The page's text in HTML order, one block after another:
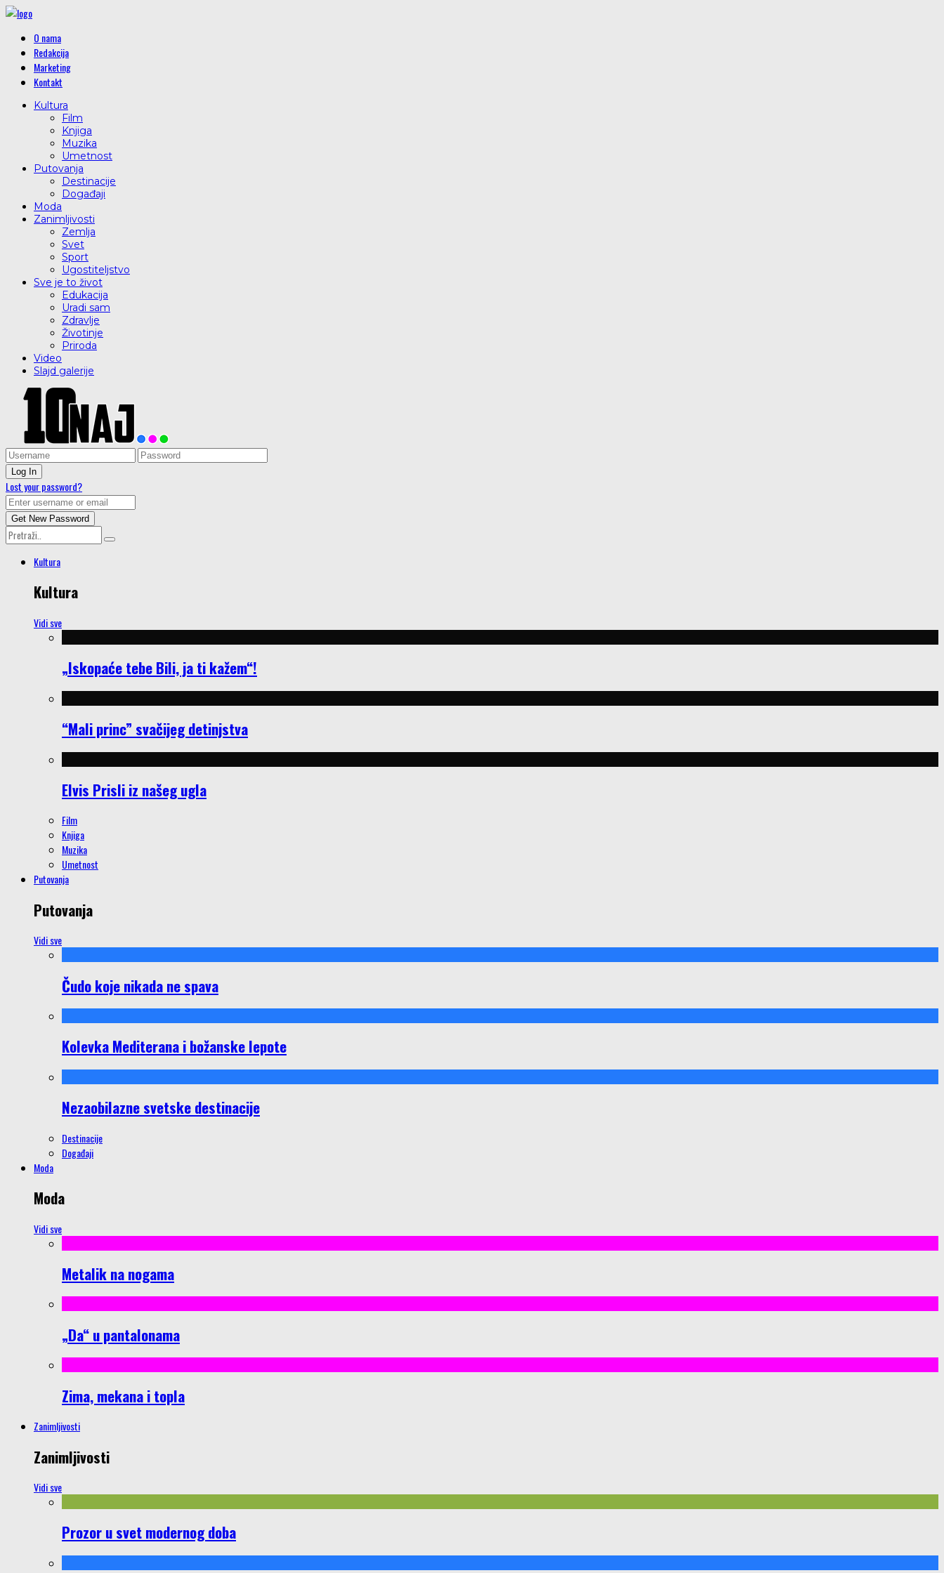
O nama
Redakcija
Marketing
Kontakt
Kultura
Film
Knjiga
Muzika
Umetnost
Putovanja
Destinacije
Događaji
Moda
Zanimljivosti
Zemlja
Svet
Sport
Ugostiteljstvo
Sve je to život
Edukacija
Uradi sam
Zdravlje
Životinje
Priroda
Video
Slajd galerije
Lost your password?
Kultura
Kultura
Vidi sve
„Iskopaće tebe Bili, ja ti kažem“!
“Mali princ” svačijeg detinjstva
Elvis Prisli iz našeg ugla
Film
Knjiga
Muzika
Umetnost
Putovanja
Putovanja
Vidi sve
Čudo koje nikada ne spava
Kolevka Mediterana i božanske lepote
Nezaobilazne svetske destinacije
Destinacije
Događaji
Moda
Moda
Vidi sve
Metalik na nogama
„Da“ u pantalonama
Zima, mekana i topla
Zanimljivosti
Zanimljivosti
Vidi sve
Prozor u svet modernog doba